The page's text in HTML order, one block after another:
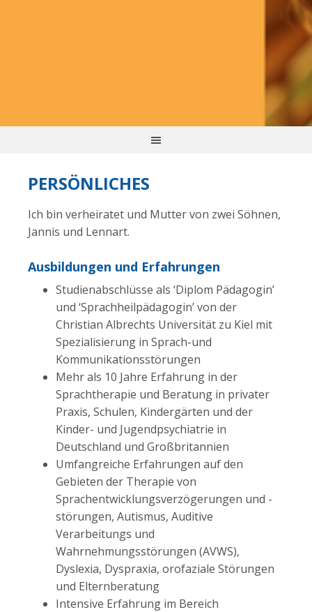
PERSÖNLICHES
Ich bin verheiratet und Mutter von zwei Söhnen,
Jannis und Lennart.
Ausbildungen und Erfahrungen
Studienabschlüsse als ‘Diplom Pädagogin’
und ‘Sprachheilpädagogin’ von der
Christian Albrechts Universität zu Kiel mit
Spezialisierung in Sprach-und
Kommunikationsstörungen
Mehr als 10 Jahre Erfahrung in der
Sprachtherapie und Beratung in privater
Praxis, Schulen, Kindergärten und der
Kinder- und Jugendpsychiatrie in
Deutschland und Großbritannien
Umfangreiche Erfahrungen auf den
Gebieten der Therapie von
Sprachentwicklungsverzögerungen und -
störungen, Autismus, Auditive
Verarbeitungs und
Wahrnehmungsstörungen (AVWS),
Dyslexia, Dyspraxia, orofaziale Störungen
und Elternberatung
Intensive Erfahrung im Bereich